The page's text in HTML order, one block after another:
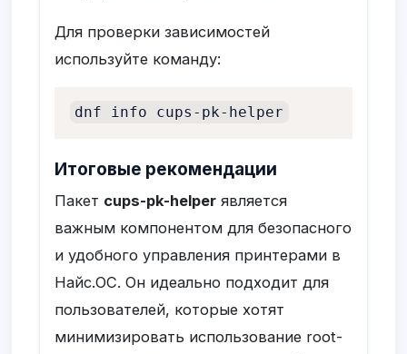
Для проверки зависимостей
используйте команду:
dnf info cups-pk-helper
Итоговые рекомендации
Пакет cups-pk-helper является
важным компонентом для безопасного
и удобного управления принтерами в
Найс.ОС. Он идеально подходит для
пользователей, которые хотят
минимизировать использование root-